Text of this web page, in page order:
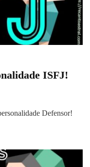
ISFJ!
Defensor!